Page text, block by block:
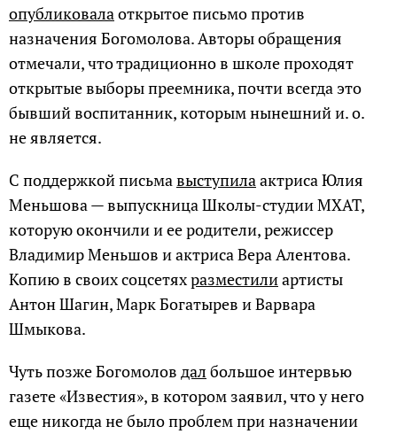
опубликовалаоткрытое письмо против
назначения Богомолова. Авторы обращения
отмечали, что традиционно в школе проходят
открытые выборы преемника, почти всегда это
бывший воспитанник, которым нынешний и. о.
не является.
С поддержкой письмавыступилаактриса Юлия
Меньшова — выпускница Школы-студии МХАТ,
которую окончили и ее родители, режиссер
Владимир Меньшов и актриса Вера Алентова.
Копию в своих соцсетяхразместилиартисты
Антон Шагин, Марк Богатырев и Варвара
Шмыкова.
Чуть позже Богомолов дал большое интервью
газете «Известия», в котором заявил, что у него
еще никогда не было проблем при назначении